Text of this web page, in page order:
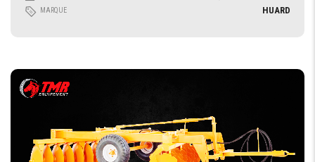
MARQUE HUARD